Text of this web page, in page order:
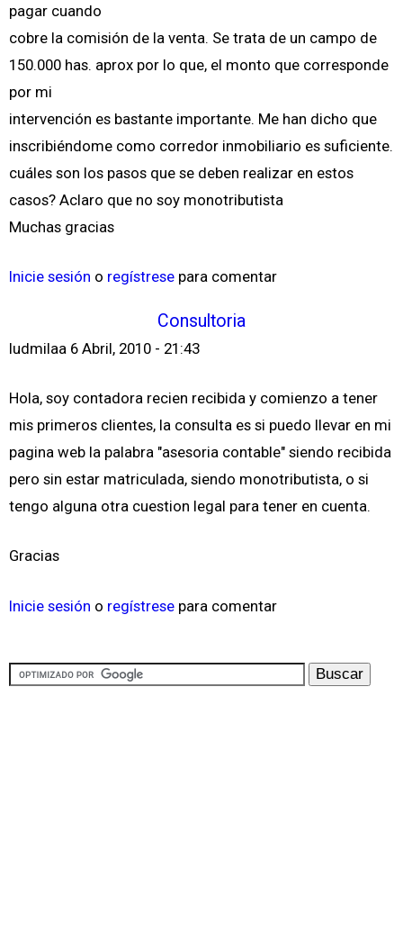
pagar cuando
cobre la comisión de la venta. Se trata de un campo de
150.000 has. aprox por lo que, el monto que corresponde
por mi
intervención es bastante importante. Me han dicho que
inscribiéndome como corredor inmobiliario es suficiente.
cuáles son los pasos que se deben realizar en estos
casos? Aclaro que no soy monotributista
Muchas gracias
Inicie sesión o regístrese para comentar
Consultoria
ludmilaa 6 Abril, 2010 - 21:43
Hola, soy contadora recien recibida y comienzo a tener
mis primeros clientes, la consulta es si puedo llevar en mi
pagina web la palabra "asesoria contable" siendo recibida
pero sin estar matriculada, siendo monotributista, o si
tengo alguna otra cuestion legal para tener en cuenta.
Gracias
Inicie sesión o regístrese para comentar